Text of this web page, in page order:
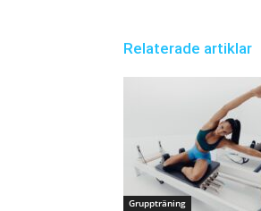
Relaterade artiklar
Gruppträning